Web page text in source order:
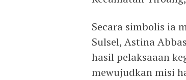
Secara simbolis ia
Sulsel, Astina
hasil pelaksaaan
mewujudkan misi